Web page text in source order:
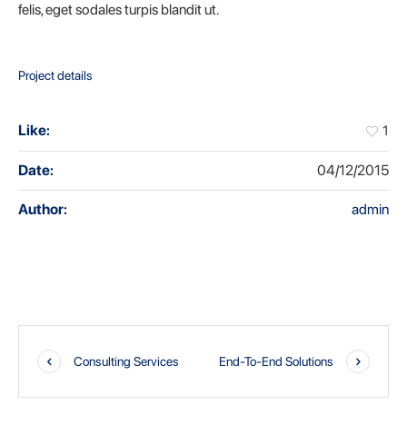
felis, eget sodales turpis blandit ut.
Project details
Like: 1
Date: 04/12/2015
Author: admin
Consulting Services End-To-End Solutions